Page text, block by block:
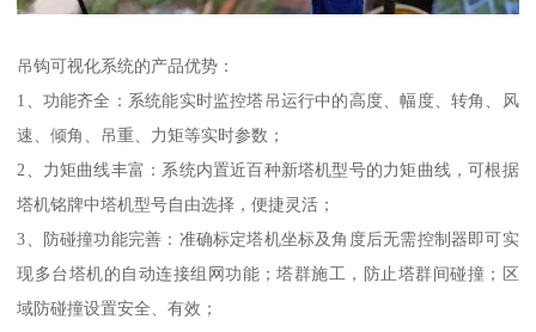
吊钩可视化系统的产品优势：
1、功能齐全：系统能实时监控塔吊运行中的高度、幅度、转角、风
速、倾角、吊重、力矩等实时参数；
2、力矩曲线丰富：系统内置近百种新塔机型号的力矩曲线，可根据
塔机铭牌中塔机型号自由选择，便捷灵活；
3、防碰撞功能完善：准确标定塔机坐标及角度后无需控制器即可实
现多台塔机的自动连接组网功能；塔群施工，防止塔群间碰撞；区
域防碰撞设置安全、有效；